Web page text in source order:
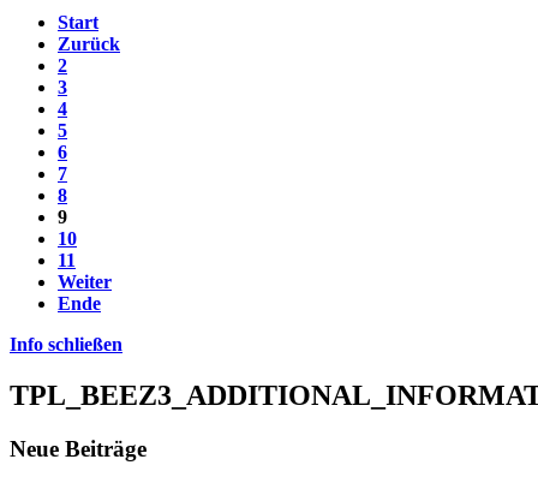
Start
Zurück
2
3
4
5
6
7
8
9
10
11
Weiter
Ende
Info schließen
Neue Beiträge